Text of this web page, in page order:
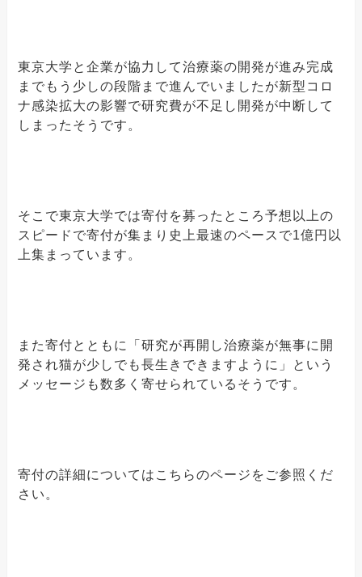
東京大学と企業が協力して治療薬の開発が進み完成
までもう少しの段階まで進んでいましたが新型コロ
ナ感染拡大の影響で研究費が不足し開発が中断して
しまったそうです。
そこで東京大学では寄付を募ったところ予想以上の
スピードで寄付が集まり史上最速のペースで1億円以
上集まっています。
また寄付とともに「研究が再開し治療薬が無事に開
発され猫が少しでも長生きできますように」という
メッセージも数多く寄せられているそうです。
寄付の詳細についてはこちらのページをご参照くだ
さい。